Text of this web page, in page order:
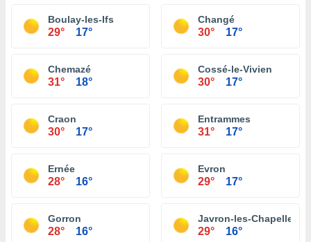
Boulay-les-Ifs
29° 17°
Changé
30° 17°
Chemazé
31° 18°
Cossé-le-Vivien
30° 17°
Craon
30° 17°
Entrammes
31° 17°
Ernée
28° 16°
Evron
29° 17°
Gorron
28° 16°
Javron-les-Chapelles
29° 16°